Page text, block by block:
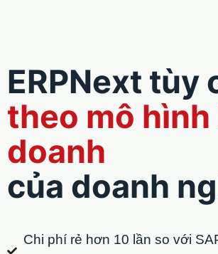
ERPNext tùy
theo mô
doanh
của doanh
Chi phí rẻ hơn 10 lần so với